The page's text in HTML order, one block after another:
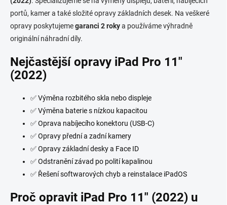
p
r
v
v
ý
u
portů, kamer a také složité opravy základních desek. Na veškeré
opravy poskytujemegaranci 2 rokya používáme výhradně
originální náhradní díly.
Nejčastější opravy iPad Pro 11"
(2022)
✅ Výměna rozbitého skla nebo displeje
✅ Výměna baterie s nízkou kapacitou
✅ Oprava nabíjecího konektoru (USB-C)
✅ Opravy přední a zadní kamery
✅ Opravy základní desky a Face ID
✅ Odstranění závad po polití kapalinou
✅ Řešení softwarových chyb a reinstalace iPadOS
Proč opravit iPad Pro 11" (2022) u